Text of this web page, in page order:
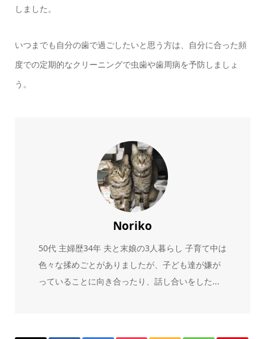
しました。
いつまでも自分の歯で過ごしたいと思う方は、自分に合った頻
度での定期的なクリーニングで虫歯や歯周病を予防しましょ
う。
Noriko
50代 主婦歴34年 夫と末娘の3人暮らし 子育て中は
色々な揉めごとがありましたが、子ども達が嫌が
っていることに向き合ったり、話し合いをした...